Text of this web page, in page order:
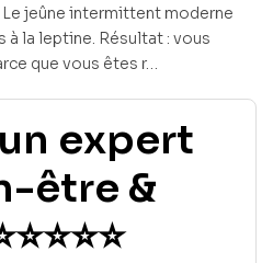
Le jeûne intermittent moderne
à la leptine. Résultat : vous
que vous êtes r…
expert
être &